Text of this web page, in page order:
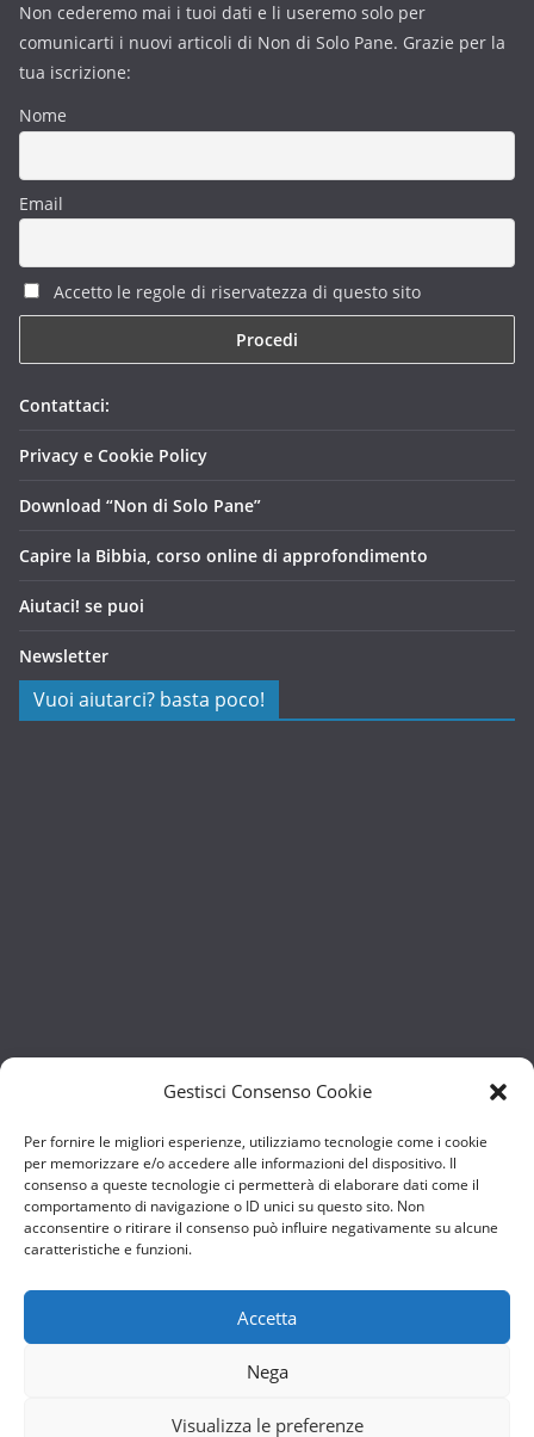
Gestisci Consenso Cookie
Per fornire le migliori esperienze, utilizziamo tecnologie come i cookie
per memorizzare e/o accedere alle informazioni del dispositivo. Il
consenso a queste tecnologie ci permetterà di elaborare dati come il
comportamento di navigazione o ID unici su questo sito. Non
acconsentire o ritirare il consenso può influire negativamente su alcune
caratteristiche e funzioni.
Accetta
Nega
Visualizza le preferenze
Non cederemo mai i tuoi dati e li useremo solo per
comunicarti i nuovi articoli di Non di Solo Pane. Grazie per la
tua iscrizione:
Nome
Email
Accetto le regole di riservatezza di questo sito
Contattaci:
Privacy e Cookie Policy
Download “Non di Solo Pane”
Capire la Bibbia, corso online di approfondimento
Aiutaci! se puoi
Newsletter
Vuoi aiutarci? basta poco!